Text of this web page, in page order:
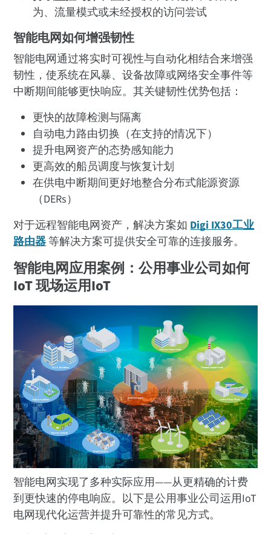
为、流量模式或未经授权的访问尝试
智能电网如何增强韧性
智能电网通过将实时可视性与自动化相结合来增强
韧性，使系统在风暴、设备故障或网络安全事件等
中断期间能够更快响应。其关键韧性优势包括：
更快的故障检测与隔离
自动电力路由切换（在支持的情况下）
提升电网资产的态势感知能力
更高效的船员调度与恢复计划
在供电中断期间更好地整合分布式能源资源
（DERs）
对于远程智能电网资产，解决方案如Digi IX30工业
路由器等解决方案可提供安全可靠的连接服务。
智能电网应用案例：公用事业公司如何
IoT 现场运用IoT
智能电网实现了多种实际应用——从更精确的计费
到更快速的停电响应。以下是公用事业公司运用IoT
电网现代化运营并提升可靠性的常见方式。